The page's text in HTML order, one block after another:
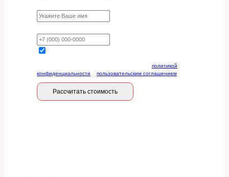
политикой
конфиденциальности
пользовательским соглашением
Рассчитать стоимость